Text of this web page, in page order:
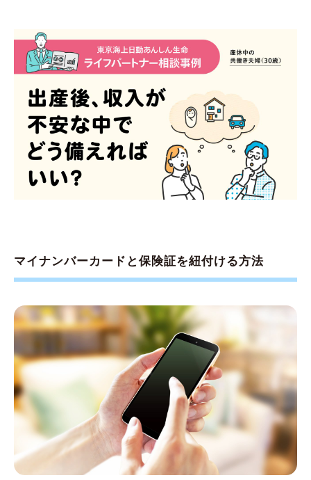
マイナンバーカードと保険証を紐付ける方法